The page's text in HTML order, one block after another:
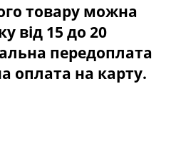
товару можна
від 15 до 20
передоплата
оплата на карту.